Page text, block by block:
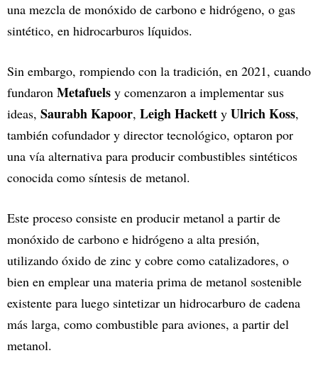
una mezcla de monóxido de carbono e hidrógeno, o gas
sintético, en hidrocarburos líquidos.
Sin embargo, rompiendo con la tradición, en 2021, cuando
fundaron Metafuels y comenzaron a implementar sus
ideas, Saurabh Kapoor, Leigh Hackett y Ulrich Koss,
también cofundador y director tecnológico, optaron por
una vía alternativa para producir combustibles sintéticos
conocida como síntesis de metanol.
Este proceso consiste en producir metanol a partir de
monóxido de carbono e hidrógeno a alta presión,
utilizando óxido de zinc y cobre como catalizadores, o
bien en emplear una materia prima de metanol sostenible
existente para luego sintetizar un hidrocarburo de cadena
más larga, como combustible para aviones, a partir del
metanol.